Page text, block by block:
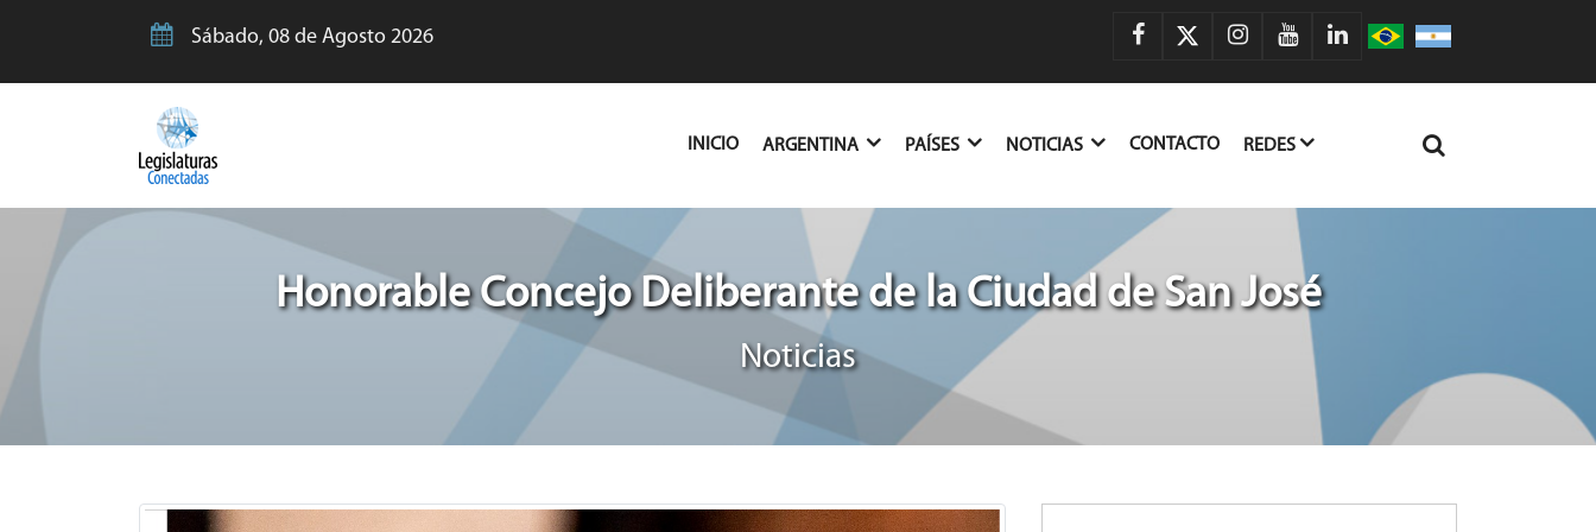
Sábado, 08 de Agosto 2026
INICIO(CURRENT)
ARGENTINA PAÍSES NOTICIAS CONTACTO REDES
Honorable Concejo Deliberante de la Ciudad de San José
Noticias